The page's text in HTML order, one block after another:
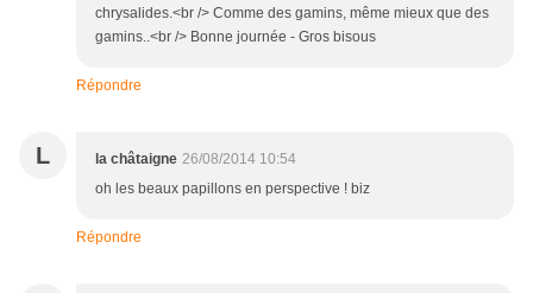
chrysalides.<br /> Comme des gamins, même mieux que des
gamins..<br /> Bonne journée - Gros bisous
Répondre
L la châtaigne 26/08/2014 10:54
oh les beaux papillons en perspective ! biz
Répondre